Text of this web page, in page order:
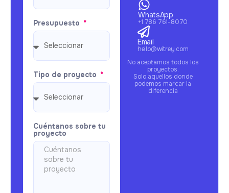
Presupuesto
Tipo de proyecto
Cuéntanos sobre tu
proyecto
WhatsApp
+1 786 761-8070
Email
hello@witrey.com
No aceptamos todos los
proyectos.
Solo aquellos donde
podemos marcar la
diferencia